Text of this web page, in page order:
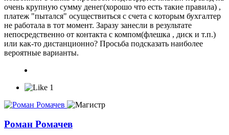
очень крупную сумму денег(хорошо что есть такие правила) ,
платеж "пытался" осуществиться с счета с которым бухгалтер
не работала в тот момент. Заразу занесли в результате
непосредственно от контакта с компом(флешка , диск и т.п.)
или как-то дистанционно? Просьба подсказать наиболее
вероятные варианты.
1
Роман Ромачев